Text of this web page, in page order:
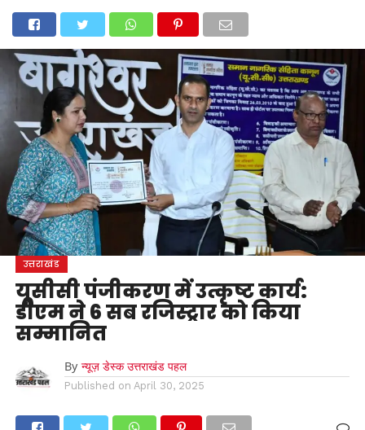
उत्तराखंडअल्मोड़ाउत्तरकाशी उधम सिंह नगरचंपावतचमोली
देहरादून नैनीतालपिथौरागढ़पौड़ी गढ़वालबागेश्वररुद्रप्रयागहरिद्वारदेशदुनिया
मनोरंजन
उत्तराखंड
यूसीसी पंजीकरण में उत्कृष्ट कार्य:
डीएम ने 6 सब रजिस्ट्रार को किया
सम्मानित
By न्यूज़ डेस्क उत्तराखंड पहल
Published on April 30, 2025